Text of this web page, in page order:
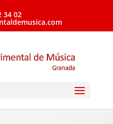
34 02